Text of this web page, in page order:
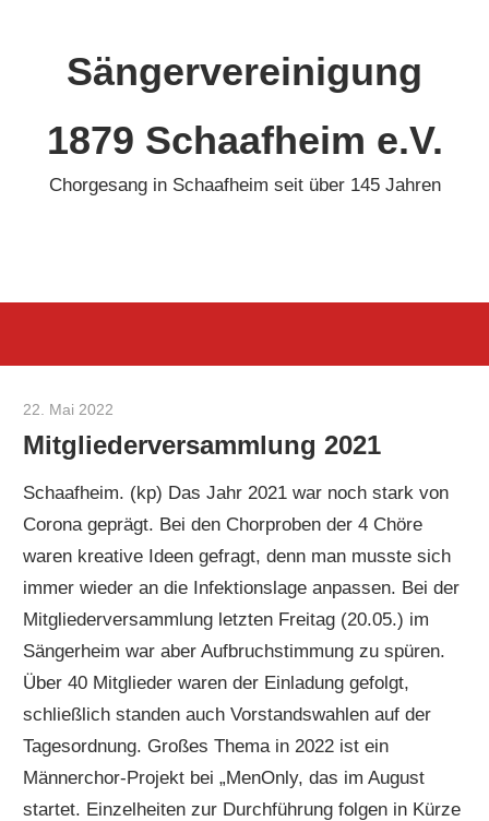
springenSängervereinigung
1879 Schaafheim e.V.
Chorgesang in Schaafheim seit über 145 Jahren
22. Mai 2022
Mitgliederversammlung 2021
Schaafheim. (kp) Das Jahr 2021 war noch stark von
Corona geprägt. Bei den Chorproben der 4 Chöre
waren kreative Ideen gefragt, denn man musste sich
immer wieder an die Infektionslage anpassen. Bei der
Mitgliederversammlung letzten Freitag (20.05.) im
Sängerheim war aber Aufbruchstimmung zu spüren.
Über 40 Mitglieder waren der Einladung gefolgt,
schließlich standen auch Vorstandswahlen auf der
Tagesordnung. Großes Thema in 2022 ist ein
Männerchor-Projekt bei „MenOnly, das im August
startet. Einzelheiten zur Durchführung folgen in Kürze